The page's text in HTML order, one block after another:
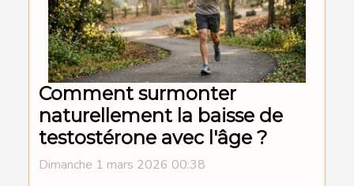
Comment surmonter
naturellement la baisse de
testostérone avec l'âge ?
Dimanche 1 mars 2026 00:38